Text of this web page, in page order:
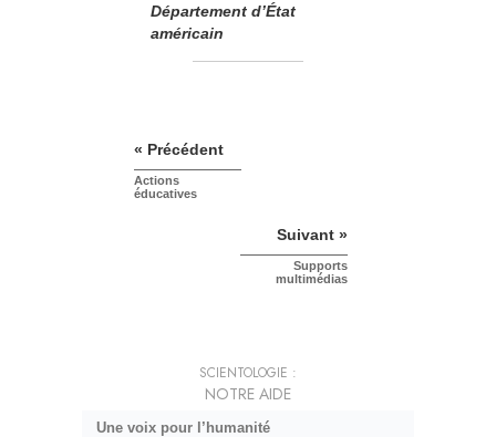
Département d’État
américain
« Précédent
Actions
éducatives
Suivant »
Supports
multimédias
SCIENTOLOGIE :
NOTRE AIDE
Une voix pour l’humanité